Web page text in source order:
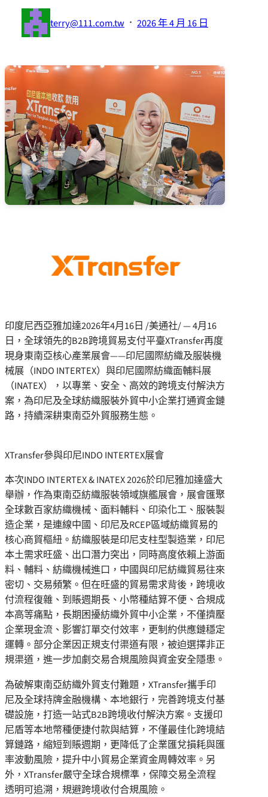
terry@111.com.tw · 2026 年 4 月 16 日
印度尼西亞雅加達2026年4月16日 /美通社/ — 4月16
日，全球領先的B2B跨境貿易支付平臺XTransfer再度
現身東南亞核心產業展會——印尼國際紡織及服裝機
械展（INDO INTERTEX）與印尼國際紡織面輔料展
（INATEX），以專業、安全、高效的跨境支付解決方
案，為印尼及全球紡織服裝外貿中小企業打通資金鏈
路，持續深耕東南亞外貿服務生態。
XTransfer參與印尼INDO INTERTEX展會
本次INDO INTERTEX & INATEX 2026於印尼雅加達盛大
舉辦，作為東南亞紡織服裝領域旗艦展會，展會匯聚
全球數百家紡織機械、面料輔料、印染化工、服裝製
造企業，是連線中國、印尼及RCEP區域紡織貿易的
核心商貿樞紐。紡織服裝是印尼支柱型製造業，印尼
本土需求旺盛、出口潛力突出，同時高度依賴上游面
料、輔料、紡織機械進口，中國與印尼紡織貿易往來
密切、交易頻繁。但在旺盛的貿易需求背後，跨境收
付流程復雜、到賬週期長、小幣種結算不便、合規成
本高等痛點，長期困擾紡織外貿中小企業，不僅擠壓
企業現金流、影響訂單交付效率，更制約供應鏈穩定
運轉。部分企業因正規支付渠道有限，被迫選擇非正
規渠道，進一步加劇交易合規風險與資金安全隱患。
為破解東南亞紡織外貿支付難題，XTransfer攜手印
尼及全球持牌金融機構、本地銀行，完善跨境支付基
礎設施，打造一站式B2B跨境收付解決方案。支援印
尼盾等本地幣種便捷付款與結算，不僅最佳化跨境結
算鏈路，縮短到賬週期，更降低了企業匯兌損耗與匯
率波動風險，提升中小貿易企業資金周轉效率。另
外，XTransfer嚴守全球合規標準，保障交易全流程
透明可追溯，規避跨境收付合規風險。